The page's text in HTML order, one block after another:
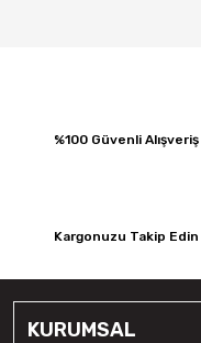
%100 Güvenli Alışveriş
Kargonuzu Takip Edin
KURUMSAL